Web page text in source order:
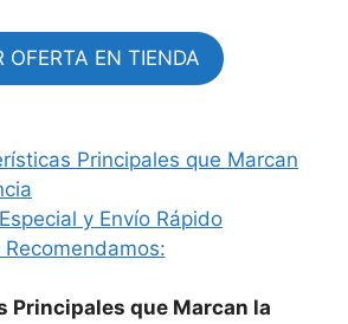
OFERTA EN TIENDA
Principales que Marcan
y Envío Rápido
Recomendamos:
Principales que Marcan la